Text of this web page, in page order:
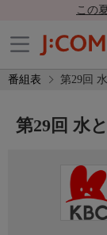
この
番組表 第29回
第29回 水